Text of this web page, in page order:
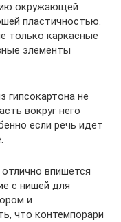
окружающей
пластичностью.
только каркасные
элементы
гипсокартона не
вокруг него
если речь идет
впишется
с нишей для
и
что контемпорари